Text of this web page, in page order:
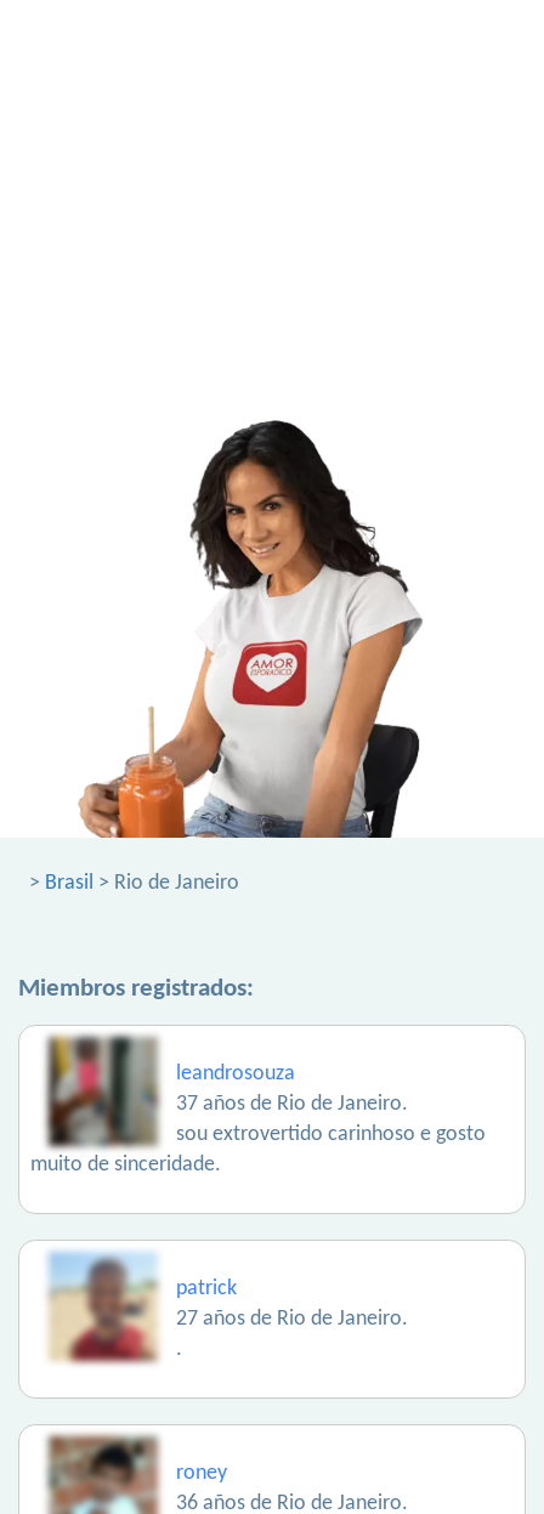
> Brasil > Rio de Janeiro
Miembros registrados:
leandrosouza
37 años de Rio de Janeiro.
sou extrovertido carinhoso e gosto
muito de sinceridade.
patrick
27 años de Rio de Janeiro.
.
roney
36 años de Rio de Janeiro.